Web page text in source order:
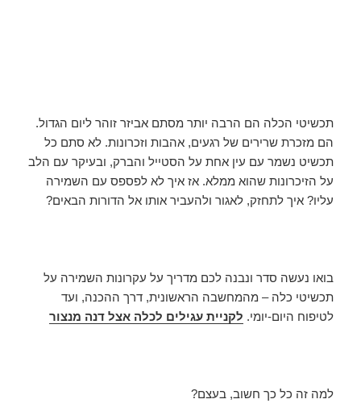
תכשיטי הכלה הם הרבה יותר מסתם אביזר זוהר ליום הגדול.
הם מזכרת שרירים של רגעים, אהבות וזכרונות. לא סתם כל
תכשיט נשמר עם עין אחת על הסטייל והברק, ובעיקר עם הלב
על הזיכרונות שהוא ממלא. אז איך לא לפספס עם השמירה
עליו? איך לתחזק, לאגור ולהעביר אותו אל הדורות הבאים?
בואו נעשה סדר ונבנה לכם מדריך על עקרונות השמירה על
תכשיטי כלה – מהמחשבה הראשונית, דרך ההכנה, ועד
לטיפוח היום-יומי. לקנייתעגילים לכלה אצל דנה מנצור
למה זה כל כך חשוב, בעצם?